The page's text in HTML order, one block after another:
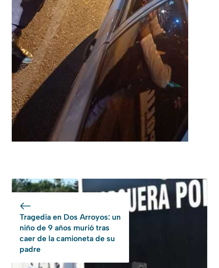
Tragedia en Dos Arroyos: un
niño de 9 años murió tras
caer de la camioneta de su
padre